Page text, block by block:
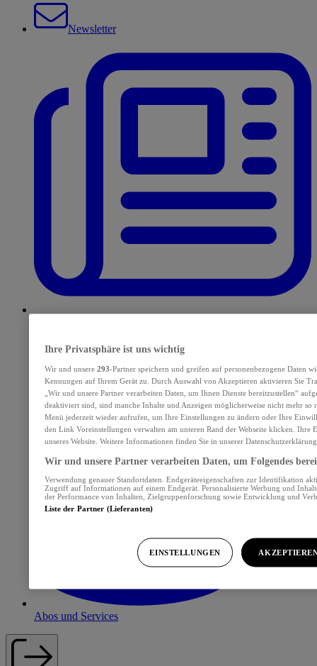
Newsletter
Abos und Services
Ihre Privatsphäre ist uns wichtig
Wir und unsere 293-Partner speichern und greifen auf personenbezogene Daten
Kennungen auf Ihrem Gerät zu. Durch Auswahl von Akzeptieren aktivieren Sie
„Wir und unsere Partner verarbeiten Daten, um Ihnen Dienste bereitzustellen“
deaktiviert sind, sind manche Inhalte und Anzeigen möglicherweise nicht mehr so
Menü jederzeit wieder aufrufen, um Ihre Einstellungen zu ändern oder Ihre
den Link Voreinstellungen verwalten am unteren Rand der Webseite klicken. Ihre
unseres Website. Weitere Informationen finden Sie in unserer
Wir und unsere Partner verarbeiten Daten, um Folgendes
Verwendung genauer Standortdaten. Endgeräteeigenschaften zur Identifikation
Zugriff auf Informationen auf einem Endgerät. Personalisierte Werbung und
der Performance von Inhalten, Zielgruppenforschung sowie Entwicklung und
Liste der Partner (Lieferanten)
EINSTELLUNGEN